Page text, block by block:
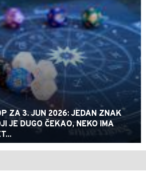
ZA 3. JUN 2026: JEDAN ZNAK
JE DUGO ČEKAO, NEKO IMA